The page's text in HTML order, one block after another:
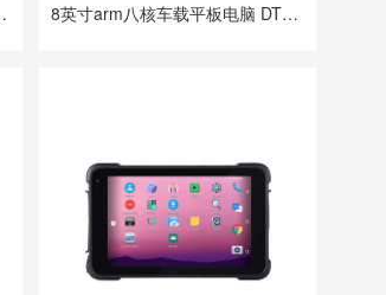
MT6789 8英寸arm八核车载平板电脑 DTP-0809-MT6789